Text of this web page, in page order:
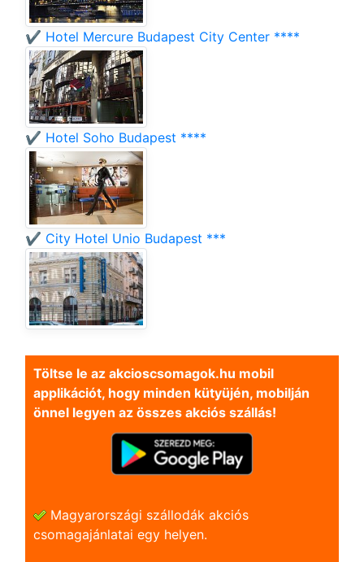
✔️ Hotel Mercure Budapest City Center ****
✔️ Hotel Soho Budapest ****
✔️ City Hotel Unio Budapest ***
Töltse le az akcioscsomagok.hu mobil
applikációt, hogy minden kütyüjén, mobilján
önnel legyen az összes akciós szállás!
Magyarországi szállodák akciós
csomagajánlatai egy helyen.